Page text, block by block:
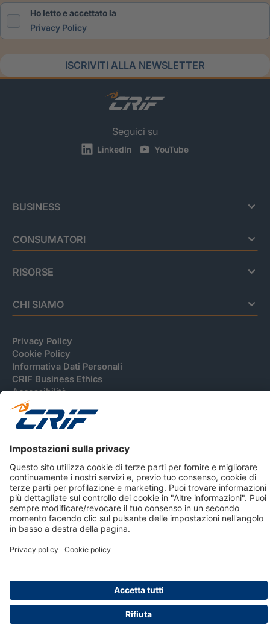
Ho letto e accettato la
Privacy Policy
ISCRIVITI ALLA NEWSLETTER
Seguici su
LinkedIn YouTube
BUSINESS
CONSUMATORI
RISORSE
CHI SIAMO
Privacy Policy
Cookie Policy
Informativa Dati Personali
CRIF Business Ethics
Accessibilità
Informativa Privacy Relativa Al Sistema Di Informazioni
Creditizie
© 2026 CRIF S.p.A. Tutti i diritti riservati.
Via della Beverara, 21 / 40131 Bologna / Italy Cap. Soc.
sottoscritto € 51.941.235,00 di cui versato € 51.806.190,00 |
R.E.A. n° 410952 | Reg. Impr. Bo, C.F. e P.IVA 02083271201
Società soggetta all'attività di direzione e coordinamento di
CRIBIS Holding S.r.l., Società con unico socio